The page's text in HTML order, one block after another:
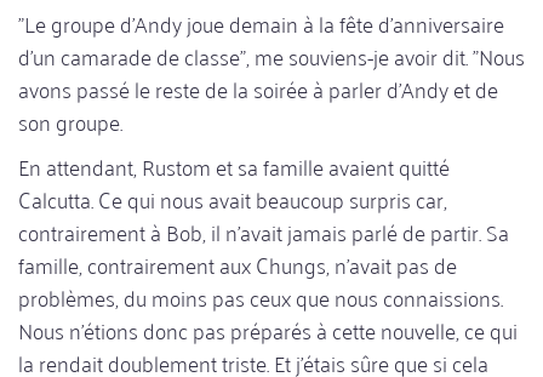
"Le groupe d'Andy joue demain à la fête d'anniversaire
d'un camarade de classe", me souviens-je avoir dit. "Nous
avons passé le reste de la soirée à parler d'Andy et de
son groupe.
En attendant, Rustom et sa famille avaient quitté
Calcutta. Ce qui nous avait beaucoup surpris car,
contrairement à Bob, il n'avait jamais parlé de partir. Sa
famille, contrairement aux Chungs, n'avait pas de
problèmes, du moins pas ceux que nous connaissions.
Nous n'étions donc pas préparés à cette nouvelle, ce qui
la rendait doublement triste. Et j'étais sûre que si cela